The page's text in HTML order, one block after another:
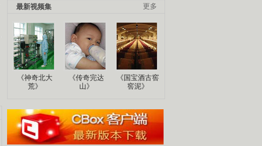
更多
最新视频集
《神奇北大
荒》
《传奇完达
山》
《国宝酒古窖
窖泥》